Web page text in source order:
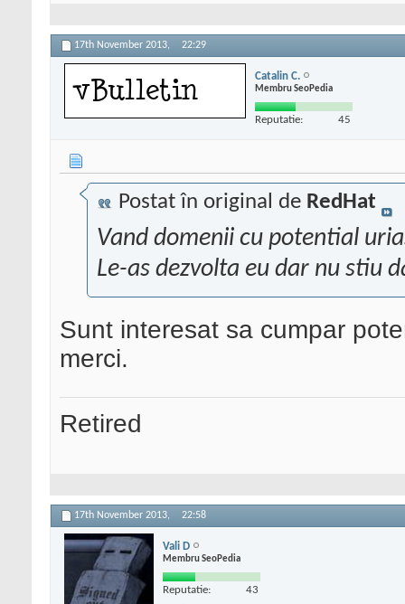
17th November 2013, 22:29
Catalin C.
Membru SeoPedia
Reputatie: 45
Postat în original de RedHat
Vand domenii cu potential
Le-as dezvolta eu dar nu stiu
Sunt interesat sa cumpar
merci.
Retired
17th November 2013, 22:58
Vali D
Membru SeoPedia
Reputatie: 43